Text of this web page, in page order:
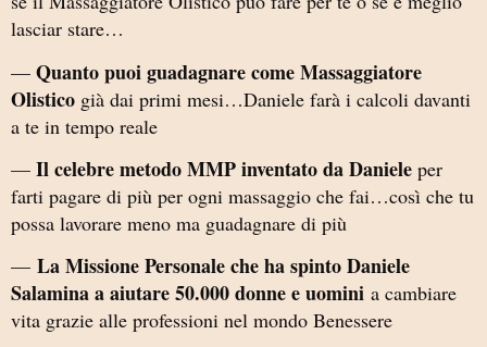
lasciar stare…
— Quanto puoi guadagnare come Massaggiatore
Olistico già dai primi mesi…Daniele farà i calcoli davanti
a te in tempo reale
— Il celebre metodo MMP inventato da Daniele per
farti pagare di più per ogni massaggio che fai…così che tu
possa lavorare meno ma guadagnare di più
— La Missione Personale che ha spinto Daniele
Salamina a aiutare 50.000 donne e uomini a cambiare
vita grazie alle professioni nel mondo Benessere